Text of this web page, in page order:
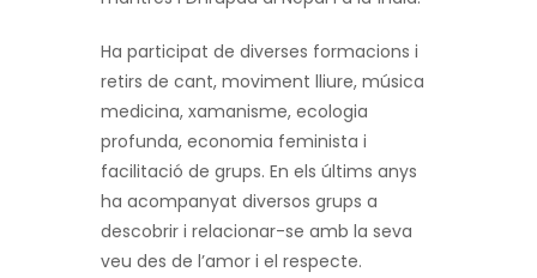
Ha participat de diverses formacions i
retirs de cant, moviment lliure, música
medicina, xamanisme, ecologia
profunda, economia feminista i
facilitació de grups. En els últims anys
ha acompanyat diversos grups a
descobrir i relacionar-se amb la seva
veu des de l’amor i el respecte.